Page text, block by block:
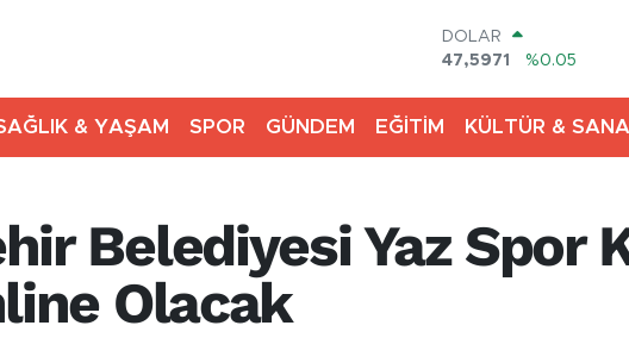
DOLAR
47,5971
%0.05
STERLİN
64,2534
%0.22
BİST100
13.703
%0
BITCOIN
& YAŞAM SPOR GÜNDEM EĞİTİM KÜLTÜR &
Belediyesi Yaz Spor
Olacak